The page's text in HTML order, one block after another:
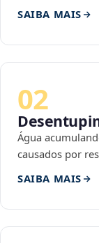
SAIBA MAIS
02
Água
causados por
SAIBA MAIS